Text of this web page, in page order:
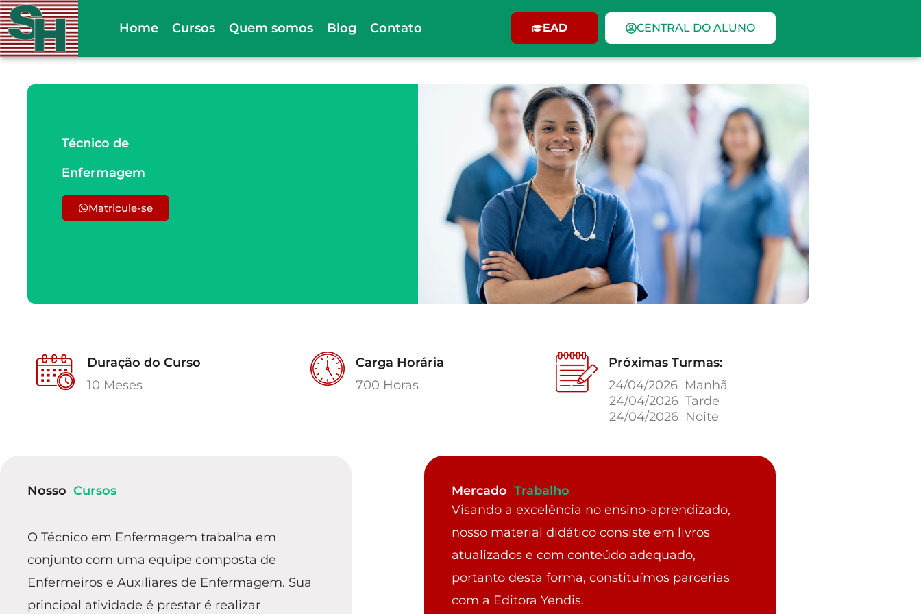
Ir
para
o
Home Cursos Quem somos Blog Contato EAD CENTRAL DO ALUNO
Técnico de
Enfermagem
Matricule-se
Duração do Curso
10 Meses
Carga Horária
700 Horas
Próximas Turmas:
24/04/2026 Manhã
24/04/2026 Tarde
24/04/2026 Noite
Nosso Cursos
O Técnico em Enfermagem trabalha em
conjunto com uma equipe composta de
Enfermeiros e Auxiliares de Enfermagem. Sua
principal atividade é prestar é realizar
Mercado Trabalho
Visando a excelência no ensino-aprendizado,
nosso material didático consiste em livros
atualizados e com conteúdo adequado,
portanto desta forma, constituímos parcerias
com a Editora Yendis.